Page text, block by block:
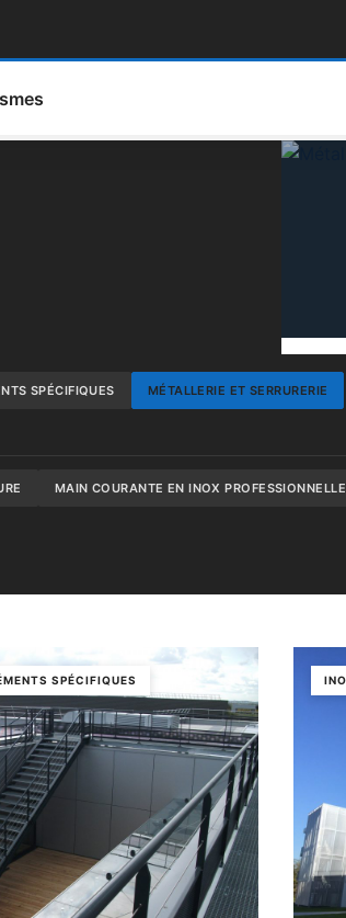
SPÉCIFIQUES MÉTALLERIE ET SERRURERIE
MAIN COURANTE EN INOX PROFESSIONNELLE
SPÉCIFIQUES